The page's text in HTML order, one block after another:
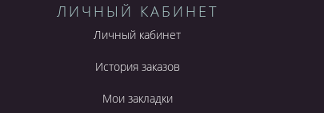
ЛИЧНЫЙ КАБИНЕТ
Личный кабинет
История заказов
Мои закладки